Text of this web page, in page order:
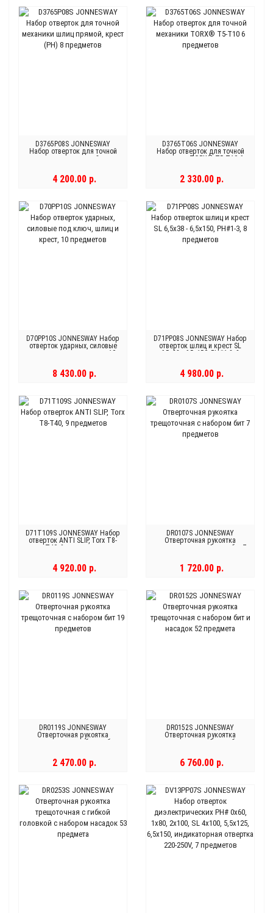
D3765P08S JONNESWAY
Набор отверток для точной
механики шлиц прямой, крест
4 200.00 р.
D3765T06S JONNESWAY
Набор отверток для точной
механики TORX® Т5-Т10 6
2 330.00 р.
D70PP10S JONNESWAY Набор
отверток ударных, силовые
под ключ, шлиц и крест, 10
8 430.00 р.
D71PP08S JONNESWAY Набор
отверток шлиц и крест SL
6,5х38 - 6,5х150, PH#1-3, 8
4 980.00 р.
D71T109S JONNESWAY Набор
отверток ANTI SLIP, Torx T8-
T40, 9 предметов
4 920.00 р.
DR0107S JONNESWAY
Отверточная рукоятка
трещоточная с набором бит 7
1 720.00 р.
DR0119S JONNESWAY
Отверточная рукоятка
трещоточная с набором бит
2 470.00 р.
DR0152S JONNESWAY
Отверточная рукоятка
трещоточная с набором бит и
6 760.00 р.